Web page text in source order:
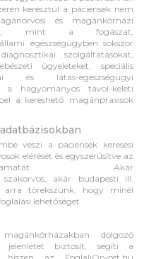
keresztül a páciensek nem
és magánkórházi
mint a fogászat,
egészségügyben sokszor
szolgáltatásokat,
ügyeleteket, speciális
és látás-egészségügyi
a hagyományos távol-keleti
a kereshető magánpraxisok
veszi a páciensek keresési
elérését és egyszerűsítve az
Akár
szakorvos, akár budapesti ill.
arra törekszünk, hogy minél
lehetőséget.
dolgozó
jelenlétet biztosít, segíti a